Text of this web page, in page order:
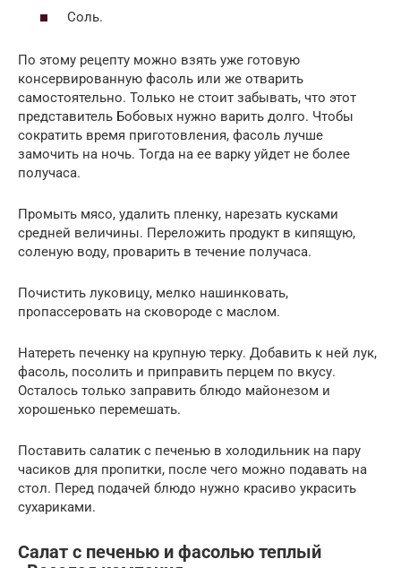
Соль.
По этому рецепту можно взять уже готовую
консервированную фасоль или же отварить
самостоятельно. Только не стоит забывать, что этот
представитель Бобовых нужно варить долго. Чтобы
сократить время приготовления, фасоль лучше
замочить на ночь. Тогда на ее варку уйдет не более
получаса.
Промыть мясо, удалить пленку, нарезать кусками
средней величины. Переложить продукт в кипящую,
соленую воду, проварить в течение получаса.
Почистить луковицу, мелко нашинковать,
пропассеровать на сковороде с маслом.
Натереть печенку на крупную терку. Добавить к ней лук,
фасоль, посолить и приправить перцем по вкусу.
Осталось только заправить блюдо майонезом и
хорошенько перемешать.
Поставить салатик с печенью в холодильник на пару
часиков для пропитки, после чего можно подавать на
стол. Перед подачей блюдо нужно красиво украсить
сухариками.
Салат с печенью и фасолью теплый